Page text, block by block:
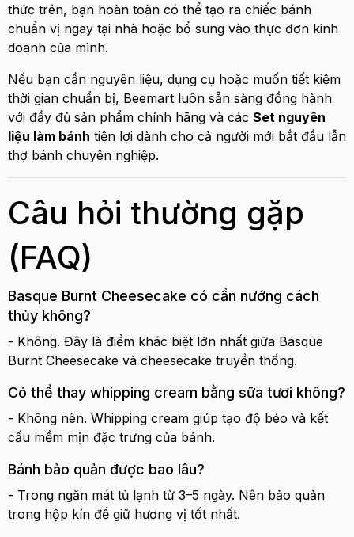
thức trên, bạn hoàn toàn có thể tạo ra chiếc bánh
chuẩn vị ngay tại nhà hoặc bổ sung vào thực đơn kinh
doanh của mình.
Nếu bạn cần nguyên liệu, dụng cụ hoặc muốn tiết kiệm
thời gian chuẩn bị, Beemart luôn sẵn sàng đồng hành
với đầy đủ sản phẩm chính hãng và các Set nguyên
liệu làm bánh tiện lợi dành cho cả người mới bắt đầu lẫn
thợ bánh chuyên nghiệp.
Câu hỏi thường gặp
(FAQ)
Basque Burnt Cheesecake có cần nướng cách
thủy không?
- Không. Đây là điểm khác biệt lớn nhất giữa Basque
Burnt Cheesecake và cheesecake truyền thống.
Có thể thay whipping cream bằng sữa tươi không?
- Không nên. Whipping cream giúp tạo độ béo và kết
cấu mềm mịn đặc trưng của bánh.
Bánh bảo quản được bao lâu?
- Trong ngăn mát tủ lạnh từ 3–5 ngày. Nên bảo quản
trong hộp kín để giữ hương vị tốt nhất.